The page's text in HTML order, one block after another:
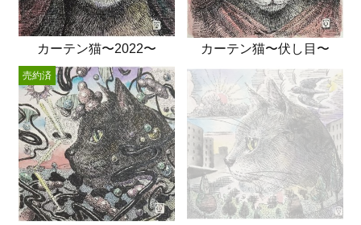
カーテン猫〜2022〜 カーテン猫〜伏し目〜
売約済